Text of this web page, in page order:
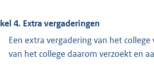
4. Extra vergaderingen
Een extra vergadering van het
van het college daarom verzoekt en